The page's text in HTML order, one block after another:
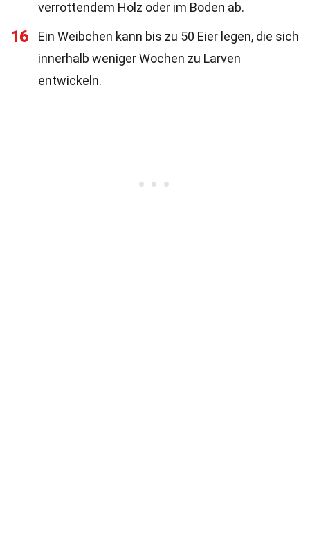
verrottendem Holz oder im Boden ab.
16
Ein Weibchen kann bis zu 50 Eier legen, die sich
innerhalb weniger Wochen zu Larven
entwickeln.